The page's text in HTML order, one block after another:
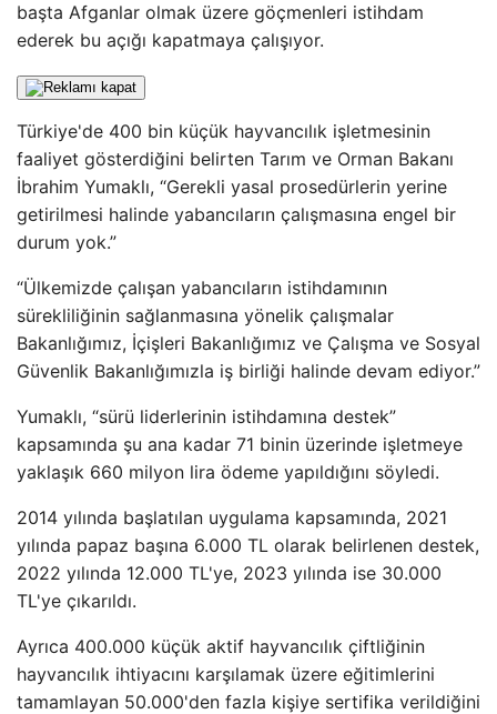
başta Afganlar olmak üzere göçmenleri istihdam
ederek bu açığı kapatmaya çalışıyor.
Türkiye'de 400 bin küçük hayvancılık işletmesinin
faaliyet gösterdiğini belirten Tarım ve Orman Bakanı
İbrahim Yumaklı, “Gerekli yasal prosedürlerin yerine
getirilmesi halinde yabancıların çalışmasına engel bir
durum yok.”
“Ülkemizde çalışan yabancıların istihdamının
sürekliliğinin sağlanmasına yönelik çalışmalar
Bakanlığımız, İçişleri Bakanlığımız ve Çalışma ve Sosyal
Güvenlik Bakanlığımızla iş birliği halinde devam ediyor.”
Yumaklı, “sürü liderlerinin istihdamına destek”
kapsamında şu ana kadar 71 binin üzerinde işletmeye
yaklaşık 660 milyon lira ödeme yapıldığını söyledi.
2014 yılında başlatılan uygulama kapsamında, 2021
yılında papaz başına 6.000 TL olarak belirlenen destek,
2022 yılında 12.000 TL'ye, 2023 yılında ise 30.000
TL'ye çıkarıldı.
Ayrıca 400.000 küçük aktif hayvancılık çiftliğinin
hayvancılık ihtiyacını karşılamak üzere eğitimlerini
tamamlayan 50.000'den fazla kişiye sertifika verildiğini